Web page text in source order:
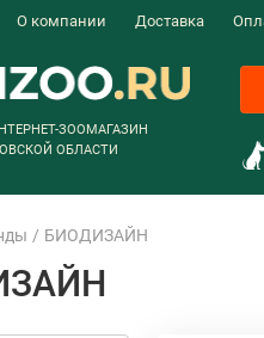
О компании Доставка
ЗООМАГАЗИН
ОБЛАСТИ
БИОДИЗАЙН